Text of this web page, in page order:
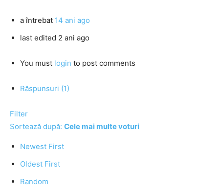
a întrebat 14 ani ago
last edited 2 ani ago
You must login to post comments
Răspunsuri (1)
Filter
Sortează după: Cele mai multe voturi
Newest First
Oldest First
Random